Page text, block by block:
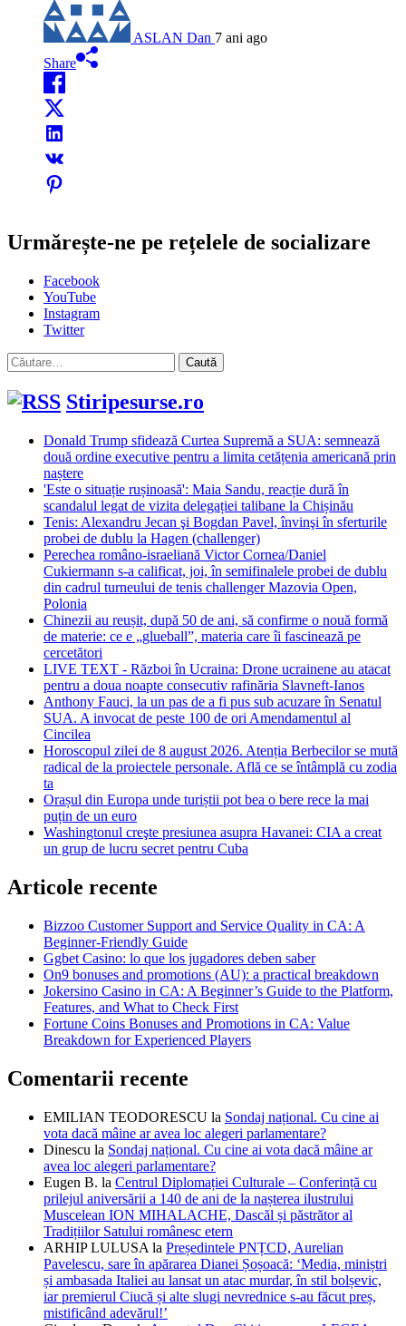
ASLAN Dan 7 ani ago
Share
Urmărește-ne pe rețelele de socializare
Facebook
YouTube
Instagram
Twitter
Caută
după:
Stiripesurse.ro
Donald Trump sfidează Curtea Supremă a SUA: semnează
două ordine executive pentru a limita cetățenia americană prin
naștere
'Este o situație rușinoasă': Maia Sandu, reacție dură în
scandalul legat de vizita delegației talibane la Chișinău
Tenis: Alexandru Jecan şi Bogdan Pavel, învinşi în sferturile
probei de dublu la Hagen (challenger)
Perechea româno-israeliană Victor Cornea/Daniel
Cukiermann s-a calificat, joi, în semifinalele probei de dublu
din cadrul turneului de tenis challenger Mazovia Open,
Polonia
Chinezii au reușit, după 50 de ani, să confirme o nouă formă
de materie: ce e „glueball”, materia care îi fascinează pe
cercetători
LIVE TEXT - Război în Ucraina: Drone ucrainene au atacat
pentru a doua noapte consecutiv rafinăria Slavneft-Ianos
Anthony Fauci, la un pas de a fi pus sub acuzare în Senatul
SUA. A invocat de peste 100 de ori Amendamentul al
Cincilea
Horoscopul zilei de 8 august 2026. Atenția Berbecilor se mută
radical de la proiectele personale. Află ce se întâmplă cu zodia
ta
Orașul din Europa unde turiștii pot bea o bere rece la mai
puțin de un euro
Washingtonul creşte presiunea asupra Havanei: CIA a creat
un grup de lucru secret pentru Cuba
Articole recente
Bizzoo Customer Support and Service Quality in CA: A
Beginner-Friendly Guide
Ggbet Casino: lo que los jugadores deben saber
On9 bonuses and promotions (AU): a practical breakdown
Jokersino Casino in CA: A Beginner’s Guide to the Platform,
Features, and What to Check First
Fortune Coins Bonuses and Promotions in CA: Value
Breakdown for Experienced Players
Comentarii recente
EMILIAN TEODORESCU la Sondaj național. Cu cine ai
vota dacă mâine ar avea loc alegeri parlamentare?
Dinescu la Sondaj național. Cu cine ai vota dacă mâine ar
avea loc alegeri parlamentare?
Eugen B. la Centrul Diplomației Culturale – Conferință cu
prilejul aniversării a 140 de ani de la nașterea ilustrului
Muscelean ION MIHALACHE, Dascăl și păstrător al
Tradițiilor Satului românesc etern
ARHIP LULUSA la Președintele PNȚCD, Aurelian
Pavelescu, sare în apărarea Dianei Șoșoacă: ‘Media, miniștri
și ambasada Italiei au lansat un atac murdar, în stil bolșevic,
iar premierul Ciucă și alte slugi nevrednice s-au făcut preș,
mistificând adevărul!’